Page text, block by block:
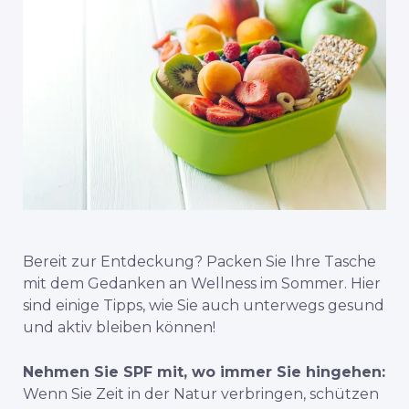
Bereit zur Entdeckung? Packen Sie Ihre Tasche
mit dem Gedanken an Wellness im Sommer. Hier
sind einige Tipps, wie Sie auch unterwegs gesund
und aktiv bleiben können!
Nehmen Sie SPF mit, wo immer Sie hingehen:
Wenn Sie Zeit in der Natur verbringen, schützen